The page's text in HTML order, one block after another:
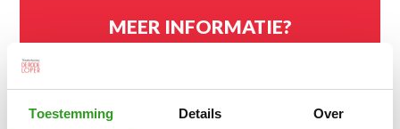
Toestemming Details Over
MEER INFORMATIE?